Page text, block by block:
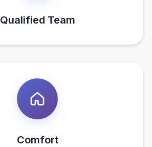
Qualified Team
Comfort